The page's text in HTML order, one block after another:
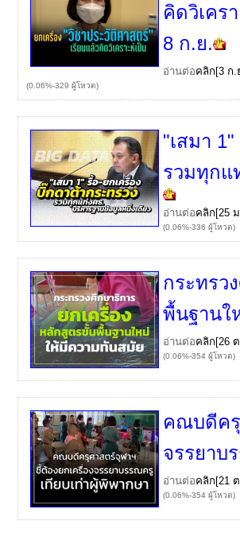
คิดวิเคร
8 ก.ย.
อ่านต่อคลิก[3 ก.
(0.06%-329 ผู้โหวต)
"เสมา 1"
รวมทุกแ
อ่านต่อคลิก[25
(0.06%-336 ผู้โหวต)
กระทรว
พื้นฐานใ
อ่านต่อคลิก[26
(0.06%-354 ผู้โหวต)
คณบดีค
จรรยาบ
อ่านต่อคลิก[21
(0.06%-354 ผู้โหวต)